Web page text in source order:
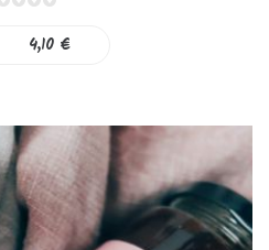
4,10 €